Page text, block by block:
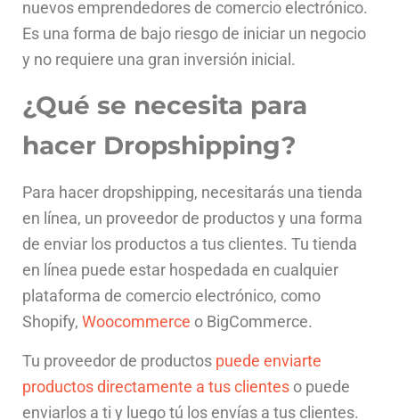
nuevos emprendedores de comercio electrónico.
Es una forma de bajo riesgo de iniciar un negocio
y no requiere una gran inversión inicial.
¿Qué se necesita para
hacer Dropshipping?
Para hacer dropshipping, necesitarás una tienda
en ínea, un proveedor de productosy una forma
de enviar los productos a tus clientes. Tu tienda
en ínea puede estar hospedada en cual quier
pl ataforma de comercio electrónico, como
Shopify, Woocommerce o BigCommerce.
Tu proveedor de productos puede enviarte
productosdirectamente a tusclientes o puede
enviarl os a ti y uegotú los envías a tus clientes.